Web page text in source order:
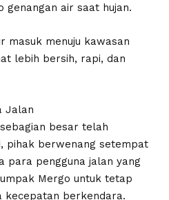
genangan air saat hujan.
masuk menuju kawasan
lebih bersih, rapi, dan
Jalan
besar telah
pihak berwenang setempat
para pengguna jalan yang
Mergo untuk tetap
kecepatan berkendara.